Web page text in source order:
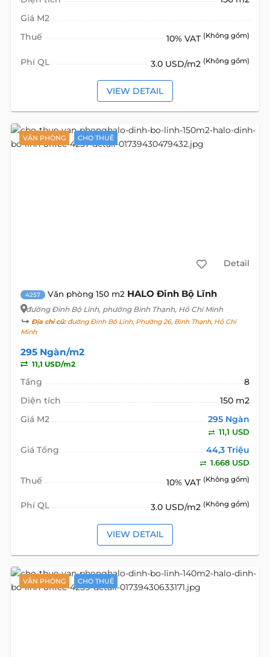
Giá M2
Thuế
10% VAT (Không gồm)
Phí QL 3.0 USD/m2 (Không gồm)
VIEW DETAIL
VĂN PHÒNG CHO THUÊ
Detail
4257 Văn phòng 150 m2 HALO Đinh Bộ Lĩnh
đường Đinh Bộ Lĩnh, phường Bình Thạnh, Hồ Chí Minh
Địa chỉ cũ:đường Đinh Bộ Lĩnh, Phường 26, Bình Thạnh, Hồ Chí
Minh
295 Ngàn/m2
11,1 USD/m2
Tầng
8
Diện tích
150 m2
Giá M2
295 Ngàn
11,1 USD
Giá Tổng 44,3 Triệu
1.668 USD
Thuế 10% VAT (Không gồm)
Phí QL 3.0 USD/m2 (Không gồm)
VIEW DETAIL
VĂN PHÒNG CHO THUÊ